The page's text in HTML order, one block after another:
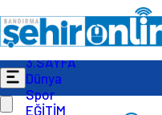
Gündem
Ekonomi
Politika
3.SAYFA
Dünya
Spor
EĞİTİM